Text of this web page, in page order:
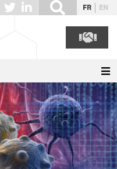
FR EN